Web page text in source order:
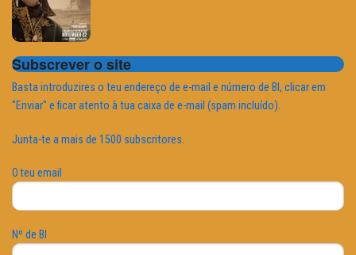
Subscrever o site
Basta introduzires o teu endereço de e-mail e número de BI, clicar em
"Enviar" e ficar atento à tua caixa de e-mail (spam incluído).
Junta-te a mais de 1500 subscritores.
O teu email
Nº de BI